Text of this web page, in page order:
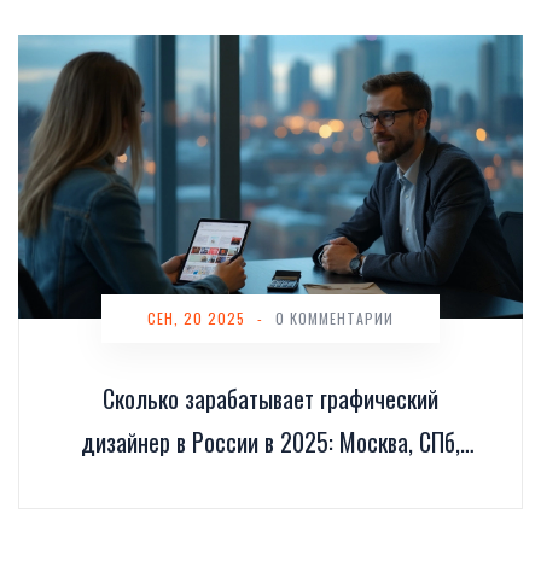
Сколько зарабатывает графический
дизайнер в России в 2025: Москва, СПб,
СЕН, 20 2025 - 0 КОММЕНТАРИИ